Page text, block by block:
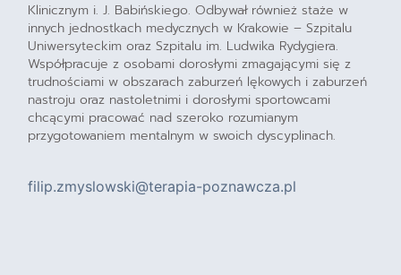
Klinicznym i. J. Babińskiego. Odbywał również staże w
innych jednostkach medycznych w Krakowie – Szpitalu
Uniwersyteckim oraz Szpitalu im. Ludwika Rydygiera.
Współpracuje z osobami dorosłymi zmagającymi się z
trudnościami w obszarach zaburzeń lękowych i zaburzeń
nastroju oraz nastoletnimi i dorosłymi sportowcami
chcącymi pracować nad szeroko rozumianym
przygotowaniem mentalnym w swoich dyscyplinach.
filip.zmyslowski@terapia-poznawcza.pl